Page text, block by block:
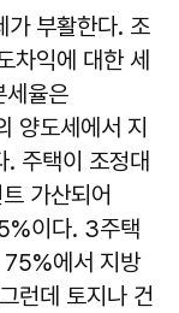
가 부활한다. 조
차익에 대한 세
세율은
도세에서 지
주택이 조정대
가산되어
이다. 3주택
에서 지방
런데 토지나 건